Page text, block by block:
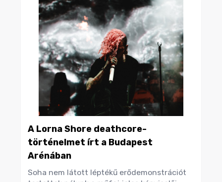
A Lorna Shore deathcore-
történelmet írt a Budapest
Arénában
Soha nem látott léptékű erődemonstrációt